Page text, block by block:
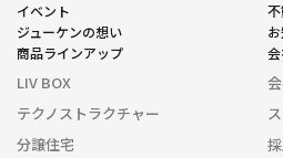
イベント
ジューケンの想い
商品ラインアップ
LIV BOX
テクノストラクチャー
分譲住宅